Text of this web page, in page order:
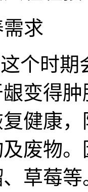
求
个时
变得
健康
废物
草莓等